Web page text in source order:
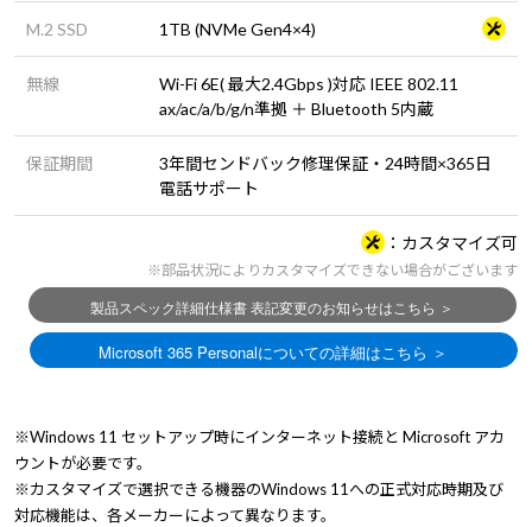
M.2 SSD 1TB (NVMe Gen4×4)
無線
Wi-Fi 6E( 最大2.4Gbps )対応 IEEE 802.11
ax/ac/a/b/g/n準拠 ＋ Bluetooth 5内蔵
保証期間
3年間センドバック修理保証・24時間×365日
電話サポート
カスタマイズ可
※部品状況によりカスタマイズできない場合がございます
※Windows 11 セットアップ時にインターネット接続と Microsoft アカ
ウントが必要です。
※カスタマイズで選択できる機器のWindows 11への正式対応時期及び
対応機能は、各メーカーによって異なります。